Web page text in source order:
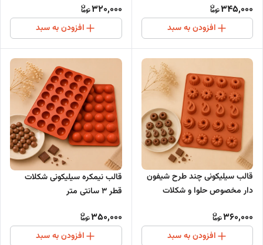
345,000
افزودن به سبد
320,000
افزودن به سبد
قالب سیلیکونی چند طرح شیفون
دار مخصوص حلوا و شکلات
360,000
افزودن به سبد
قالب نیمکره سیلیکونی شکلات
قطر 3 سانتی متر
350,000
افزودن به سبد